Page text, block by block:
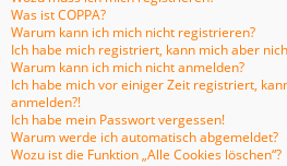
Was ist COPPA?
Warum kann ich mich nicht registrieren?
Ich habe mich registriert, kann mich aber
Warum kann ich mich nicht anmelden?
Ich habe mich vor einiger Zeit registriert,
anmelden?!
Ich habe mein Passwort vergessen!
Warum werde ich automatisch abgemeldet?
Wozu ist die Funktion „Alle Cookies löschen“?